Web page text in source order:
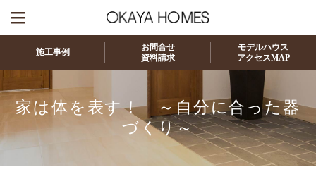
施工事例
お問合せ
資料請求
モデルハウス
アクセスMAP
家は体を表す！ ～自分に合った器
づくり～